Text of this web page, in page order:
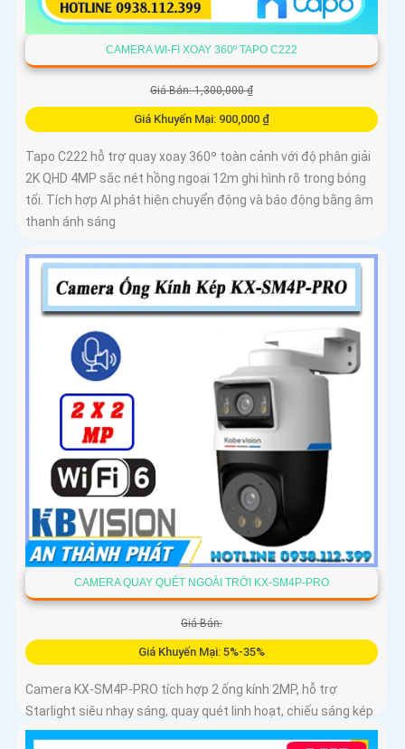
CAMERA WI-FI XOAY 360º TAPO C222
Giá Bán: 1,300,000 ₫
Giá Khuyến Mại: 900,000 ₫
Tapo C222 hỗ trợ quay xoay 360º toàn cảnh với độ phân giải
2K QHD 4MP sắc nét hồng ngoại 12m ghi hình rõ trong bóng
tối. Tích hợp AI phát hiện chuyển động và báo động bằng âm
thanh ánh sáng
CAMERA QUAY QUÉT NGOÀI TRỜI KX-SM4P-PRO
Giá Bán:
Giá Khuyến Mại: 5%-35%
Camera KX-SM4P-PRO tích hợp 2 ống kính 2MP, hỗ trợ
Starlight siêu nhạy sáng, quay quét linh hoạt, chiếu sáng kép
thông minh và LED ánh sáng ấm 30m. Công nghệ AI-ISP kết